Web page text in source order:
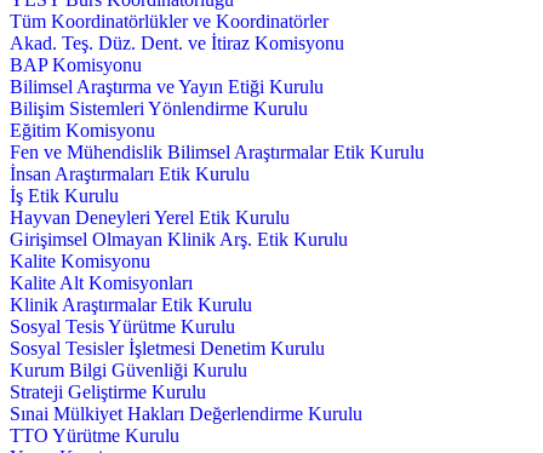
Tüm Koordinatörlükler ve Koordinatörler
Akad. Teş. Düz. Dent. ve İtiraz Komisyonu
BAP Komisyonu
Bilimsel Araştırma ve Yayın Etiği Kurulu
Bilişim Sistemleri Yönlendirme Kurulu
Eğitim Komisyonu
Fen ve Mühendislik Bilimsel Araştırmalar Etik Kurulu
İnsan Araştırmaları Etik Kurulu
İş Etik Kurulu
Hayvan Deneyleri Yerel Etik Kurulu
Girişimsel Olmayan Klinik Arş. Etik Kurulu
Kalite Komisyonu
Kalite Alt Komisyonları
Klinik Araştırmalar Etik Kurulu
Sosyal Tesis Yürütme Kurulu
Sosyal Tesisler İşletmesi Denetim Kurulu
Kurum Bilgi Güvenliği Kurulu
Strateji Geliştirme Kurulu
Sınai Mülkiyet Hakları Değerlendirme Kurulu
TTO Yürütme Kurulu